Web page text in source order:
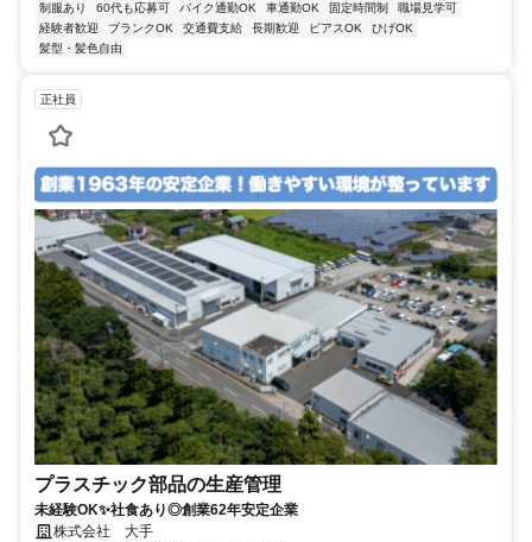
制服あり 60代も応募可 バイク通勤OK 車通勤OK 固定時間制
職場見学可
経験者歓迎
ブランクOK 交通費支給 長期歓迎 ピアスOK
ひげOK
髪型・髪色自由
正社員
プラスチック部品の生産管理
未経験OK✨社食あり◎創業62年安定企業
株式会社 大手